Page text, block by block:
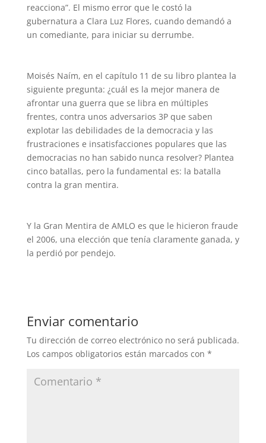
reacciona”. El mismo error que le costó la
gubernatura a Clara Luz Flores, cuando demandó a
un comediante, para iniciar su derrumbe.
Moisés Naím, en el capítulo 11 de su libro plantea la
siguiente pregunta: ¿cuál es la mejor manera de
afrontar una guerra que se libra en múltiples
frentes, contra unos adversarios 3P que saben
explotar las debilidades de la democracia y las
frustraciones e insatisfacciones populares que las
democracias no han sabido nunca resolver? Plantea
cinco batallas, pero la fundamental es: la batalla
contra la gran mentira.
Y la Gran Mentira de AMLO es que le hicieron fraude
el 2006, una elección que tenía claramente ganada, y
la perdió por pendejo.
Enviar comentario
Tu dirección de correo electrónico no será publicada.
Los campos obligatorios están marcados con *